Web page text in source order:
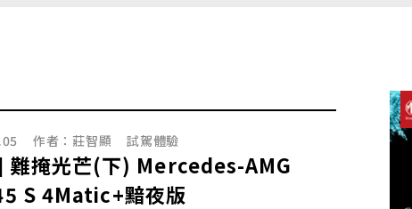
作者：莊智顯 試駕體驗
難掩光芒(下) Mercedes-AMG
S 4Matic+黯夜版